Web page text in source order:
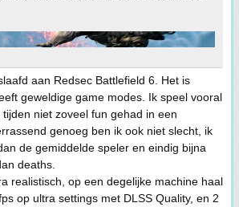
aan Redsec Battlefield 6. Het is
geweldige game modes. Ik speel vooral
niet zoveel fun gehad in een
genoeg ben ik ook niet slecht, ik
de gemiddelde speler en eindig bijna
deaths.
realistisch, op een degelijke machine haal
op ultra settings met DLSS Quality, en 2